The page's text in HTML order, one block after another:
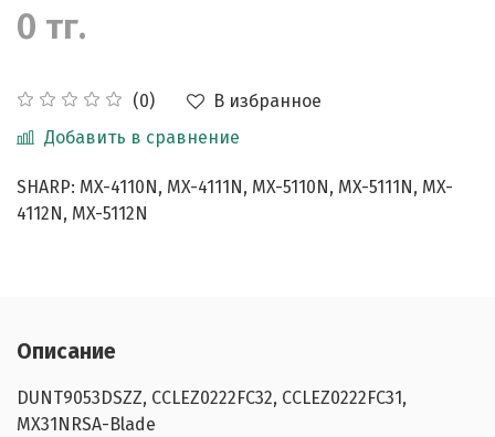
(0)
В избранное
Добавить в сравнение
0 тг.
SHARP: MX-4110N, MX-4111N, MX-5110N, MX-5111N, MX-
4112N, MX-5112N
Описание
DUNT9053DSZZ, CCLEZ0222FC32, CCLEZ0222FC31,
MX31NRSA-Blade